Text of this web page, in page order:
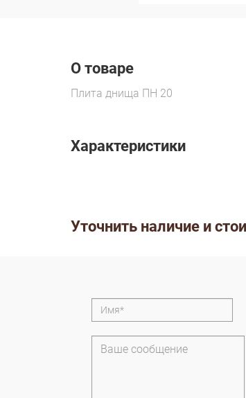
О товаре
Плита днища ПН 20
Характеристики
Уточнить наличие и